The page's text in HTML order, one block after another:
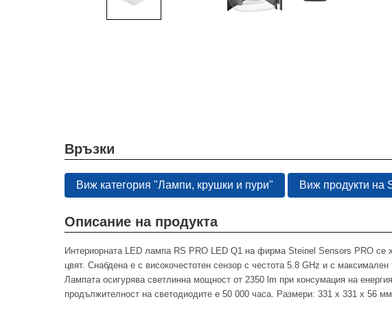
Връзки
Виж категория "Лампи, крушки и пури" Виж продукти на
Описание на продукта
Интериорната LED лампа RS PRO LED Q1 на фирма Steinel Sensors PRO се
цвят. Снабдена е с високочестотен сензор с честота 5.8 GHz и с
Лампата осигурява светлинна мощност от 2350 lm при консумация на
продължителност на светодиодите е 50 000 часа. Размери: 331 x 331 x 56